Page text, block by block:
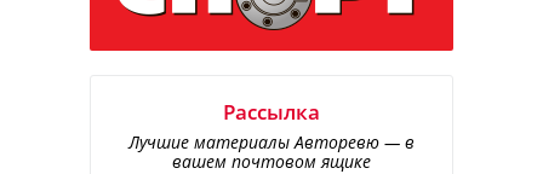
Рассылка
Лучшие материалы Авторевю — в
вашем почтовом ящике